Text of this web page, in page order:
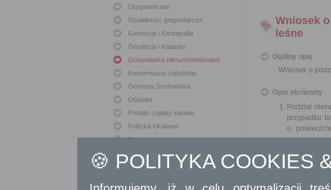
Drogownictwo
Działalność gospodarcza
Geodezja i Kartografia
Geodezja i Kataster
Gospodarka nieruchomościami
Konserwacja zabytków
Ochrona Środowiska
Oświata
Podatki i opłaty lokalne
Polityka lokalowa
Polityka społeczna
Sport i Rekreacja
Wniosek
leśne
Ogólny opis
Wniosek o
Opis skrócony
Podział
przypadku
o
na
W decyzji
się ostateczna.
🍪 POLITYKA COOKIES